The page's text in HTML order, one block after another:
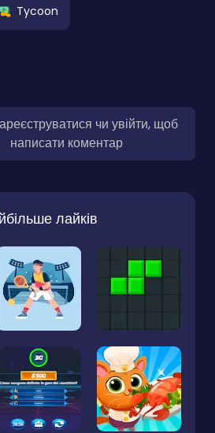
Tycoon
чи увійти, щоб
написати коментар
лайків